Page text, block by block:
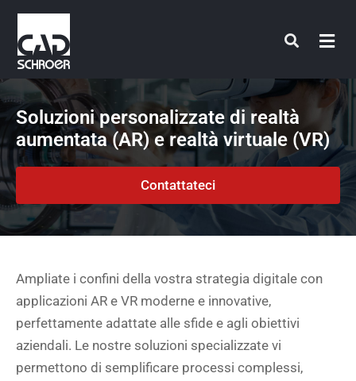
Vai
contenuto
Soluzioni personalizzate di realtà
aumentata (AR) e realtà virtuale (VR)
Contattateci
Ampliate i confini della vostra strategia digitale con
applicazioni AR e VR moderne e innovative,
perfettamente adattate alle sfide e agli obiettivi
aziendali. Le nostre soluzioni specializzate vi
permettono di semplificare processi complessi,